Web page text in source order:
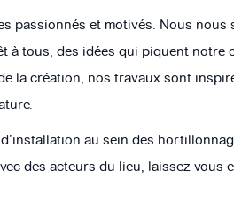
passionnés et motivés. Nous nous
à tous, des idées qui piquent
la création, nos travaux sont
au sein des
des acteurs du lieu, laissez vous